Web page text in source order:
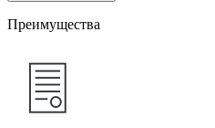
Преимущества